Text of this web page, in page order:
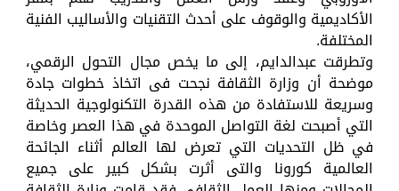
الأكاديمية والوقوف على أحدث التقنيات والأساليب الفنية
المختلفة.
وتطرقت عبدالدايم، إلى ما يخص مجال التحول الرقمي،
موضحة أن وزارة الثقافة نجحت فى اتخاذ خطوات جادة
وسريعة للاستفادة من هذه القدرة التكنولوجية الحديثة
التي أصبحت لغة التواصل الموحدة في هذا العصر وخاصة
في ظل التحديات التي تعرض لها العالم أثناء الجائحة
العالمية كورونا والتى أثرت بشكل كبير على جميع